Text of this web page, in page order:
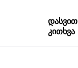
დასვით
კითხვა